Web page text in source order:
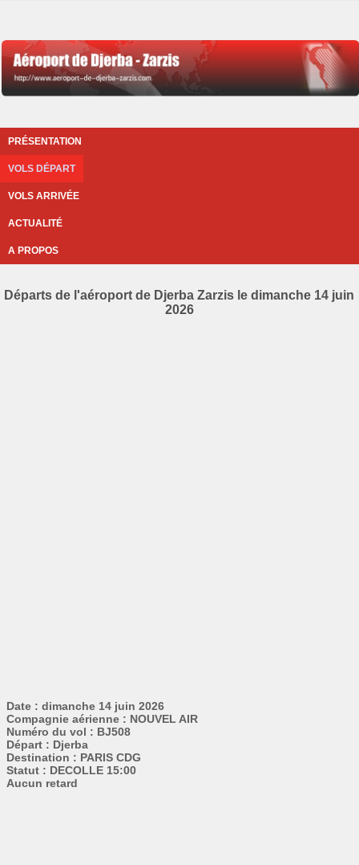
PRÉSENTATION
VOLS DÉPART
VOLS ARRIVÉE
ACTUALITÉ
A PROPOS
Départs de l'aéroport de Djerba Zarzis le dimanche 14 juin
2026
Date : dimanche 14 juin 2026
Compagnie aérienne : NOUVEL AIR
Numéro du vol : BJ508
Départ : Djerba
Destination : PARIS CDG
Statut : DECOLLE 15:00
Aucun retard